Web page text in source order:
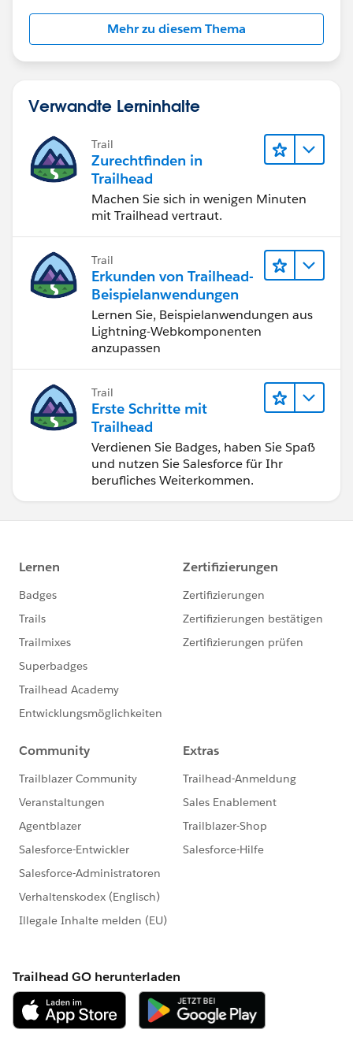
Mehr zu diesem Thema
Verwandte Lerninhalte
Trail
Zurechtfinden in
Trailhead
Machen Sie sich in wenigen Minuten
mit Trailhead vertraut.
Trail
Erkunden von Trailhead-
Beispielanwendungen
Lernen Sie, Beispielanwendungen aus
Lightning-Webkomponenten
anzupassen
Trail
Erste Schritte mit
Trailhead
Verdienen Sie Badges, haben Sie Spaß
und nutzen Sie Salesforce für Ihr
berufliches Weiterkommen.